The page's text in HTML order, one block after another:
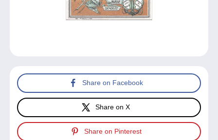
Share on Facebook
Share on X
Share on Pinterest